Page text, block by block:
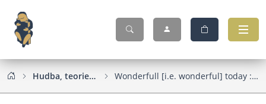
Hudba, teorie hudby, zpěvníky, noty Wonderfull [i.e. wonderful] today : George Harrison a Eric Clapton - mí osudoví muži